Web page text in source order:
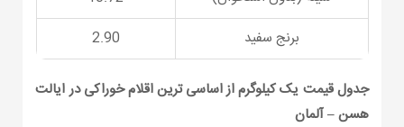
برنج سفید
2.90
جدول قیمت یک کیلوگرم از اساسی ترین اقلام خوراکی در ایالت
هسن – آلمان